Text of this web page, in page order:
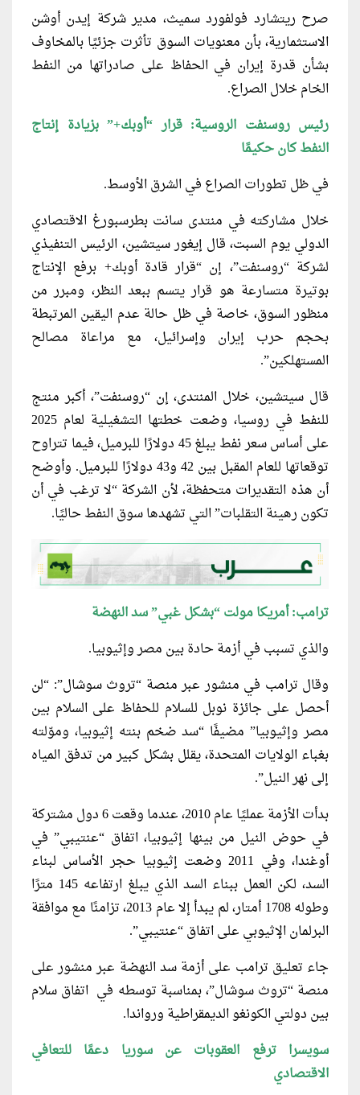
صرح ريتشارد فولفورد سميث، مدير شركة إيدن أوشن
الاستثمارية، بأن معنويات السوق تأثرت جزئيًا بالمخاوف
بشأن قدرة إيران في الحفاظ على صادراتها من النفط
الخام خلال الصراع.
رئيس روسنفت الروسية: قرار “أوبك+” بزيادة إنتاج
النفط كان حكيمًا
في ظل تطورات الصراع في الشرق الأوسط.
خلال مشاركته في منتدى سانت بطرسبورغ الاقتصادي
الدولي يوم السبت، قال إيغور سيتشين، الرئيس التنفيذي
لشركة “روسنفت”، إن “قرار قادة أوبك+ برفع الإنتاج
بوتيرة متسارعة هو قرار يتسم ببعد النظر، ومبرر من
منظور السوق، خاصة في ظل حالة عدم اليقين المرتبطة
بحجم حرب إيران وإسرائيل، مع مراعاة مصالح
المستهلكين”.
قال سيتشين، خلال المنتدى، إن “روسنفت”، أكبر منتج
للنفط في روسيا، وضعت خطتها التشغيلية لعام 2025
على أساس سعر نفط يبلغ 45 دولارًا للبرميل، فيما تتراوح
توقعاتها للعام المقبل بين 42 و43 دولارًا للبرميل. وأوضح
أن هذه التقديرات متحفظة، لأن الشركة “لا ترغب في أن
تكون رهينة التقلبات” التي تشهدها سوق النفط حاليًا.
ترامب: أمريكا مولت “بشكل غبي” سد النهضة
والذي تسبب في أزمة حادة بين مصر وإثيوبيا.
وقال ترامب في منشور عبر منصة “تروث سوشال”: “لن
أحصل على جائزة نوبل للسلام للحفاظ على السلام بين
مصر وإثيوبيا” مضيفًا “سد ضخم بنته إثيوبيا، وموّلته
بغباء الولايات المتحدة، يقلل بشكل كبير من تدفق المياه
إلى نهر النيل”.
بدأت الأزمة عمليًا عام 2010، عندما وقعت 6 دول مشتركة
في حوض النيل من بينها إثيوبيا، اتفاق “عنتيبي” في
أوغندا، وفي 2011 وضعت إثيوبيا حجر الأساس لبناء
السد، لكن العمل ببناء السد الذي يبلغ ارتفاعه 145 مترًا
وطوله 1708 أمتار، لم يبدأ إلا عام 2013، تزامنًا مع موافقة
البرلمان الإثيوبي على اتفاق “عنتيبي”.
جاء تعليق ترامب على أزمة سد النهضة عبر منشور على
منصة “تروث سوشال”، بمناسبة توسطه في اتفاق سلام
بين دولتي الكونغو الديمقراطية ورواندا.
سويسرا ترفع العقوبات عن سوريا دعمًا للتعافي
الاقتصادي